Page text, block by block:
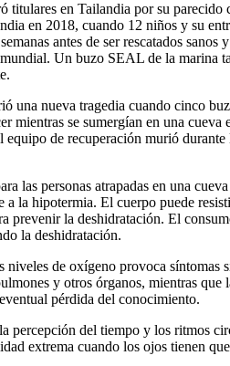
titulares en Tailandia por su parecido
en 2018, cuando 12 niños y su
antes de ser rescatados sanos
Un buzo SEAL de la marina
una nueva tragedia cuando cinco
mientras se sumergían en una cueva
de recuperación murió
las personas atrapadas en una
a la hipotermia. El cuerpo puede
prevenir la deshidratación. El
la deshidratación.
niveles de oxígeno provoca síntomas
y otros órganos, mientras
pérdida del conocimiento.
percepción del tiempo y los ritmos
extrema cuando los ojos tienen